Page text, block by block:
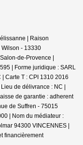
| Raison
Wilson - 13330
de-Provence |
| Forme juridique : SARL
| Carte T : CPI 1310 2016
de délivrance : NC |
de garantie : adherent
de Suffren - 75015
| Nom du médiateur :
94300 VINCENNES |
financièrement